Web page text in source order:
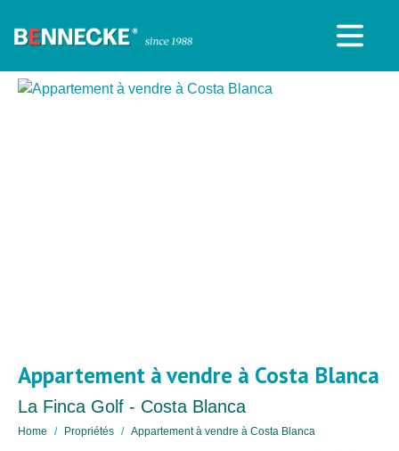
Appartement à vendre à Costa Blanca
La Finca Golf - Costa Blanca
Home Propriétés Appartement à vendre à Costa Blanca